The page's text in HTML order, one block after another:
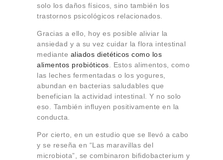
solo los daños físicos, sino también los
trastornos psicológicos relacionados.
Gracias a ello, hoy es posible aliviar la
ansiedad y a su vez cuidar la flora intestinal
mediante aliados dietéticos como los
alimentos probióticos . Estos alimentos, como
las leches fermentadas o los yogures,
abundan en bacterias saludables que
benefician la actividad intestinal. Y no solo
eso. También influyen positivamente en la
conducta.
Por cierto, en un estudio que se llevó a cabo
y se reseña en “Las maravillas del
microbiota”, se combinaron bifidobacterium y